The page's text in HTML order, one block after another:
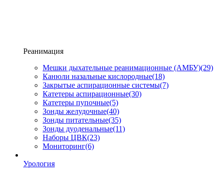
Реанимация
Мешки дыхательные реанимационные (АМБУ)(29)
Канюли назальные кислородные(18)
Закрытые аспирационные системы(7)
Катетеры аспирационные(30)
Катетеры пупочные(5)
Зонды желудочные(40)
Зонды питательные(35)
Зонды дуоденальные(11)
Наборы ЦВК(23)
Мониторинг(6)
Урология